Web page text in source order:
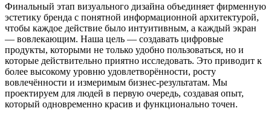
Финальный этап визуального дизайна объединяет фирменную
эстетику бренда с понятной информационной архитектурой,
чтобы каждое действие было интуитивным, а каждый экран
— вовлекающим. Наша цель — создавать цифровые
продукты, которыми не только удобно пользоваться, но и
которые действительно приятно исследовать. Это приводит к
более высокому уровню удовлетворённости, росту
вовлечённости и измеримым бизнес-результатам. Мы
проектируем для людей в первую очередь, создавая опыт,
который одновременно красив и функционально точен.